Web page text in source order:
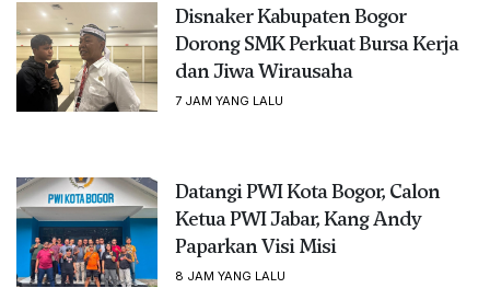
Disnaker Kabupaten Bogor
Dorong SMK Perkuat Bursa Kerja
dan Jiwa Wirausaha
7 JAM YANG LALU
Datangi PWI Kota Bogor, Calon
Ketua PWI Jabar, Kang Andy
Paparkan Visi Misi
8 JAM YANG LALU